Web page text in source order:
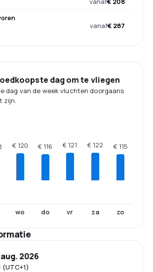
vanaf€ 287
dag om te vliegen
dag van de week vluchten doorgaans
zijn.
€ 120
wo
€ 116
do
€ 121
vr
€ 122
za
€ 115
zo
2026